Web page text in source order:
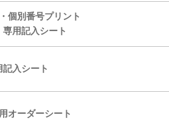
個別番号プリント
専用記入シート
入シート
オーダーシート